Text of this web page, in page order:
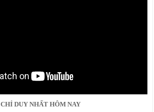
CHỈ DUY NHẤT HÔM NAY